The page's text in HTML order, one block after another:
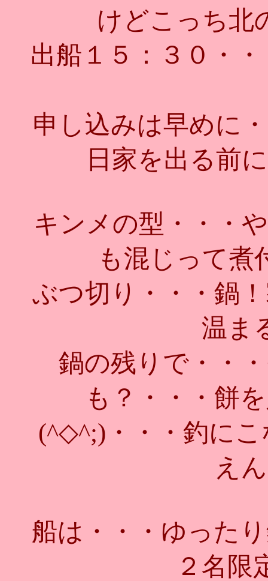
けどこっち北
出船１５：３０・
申し込みは早めに
日家を出る前
キンメの型・・・
も混じって煮
ぶつ切り・・・鍋
温ま
鍋の残りで・・
も？・・・餅
(^◇^;)・・・釣に
え
船は・・・ゆった
２名限